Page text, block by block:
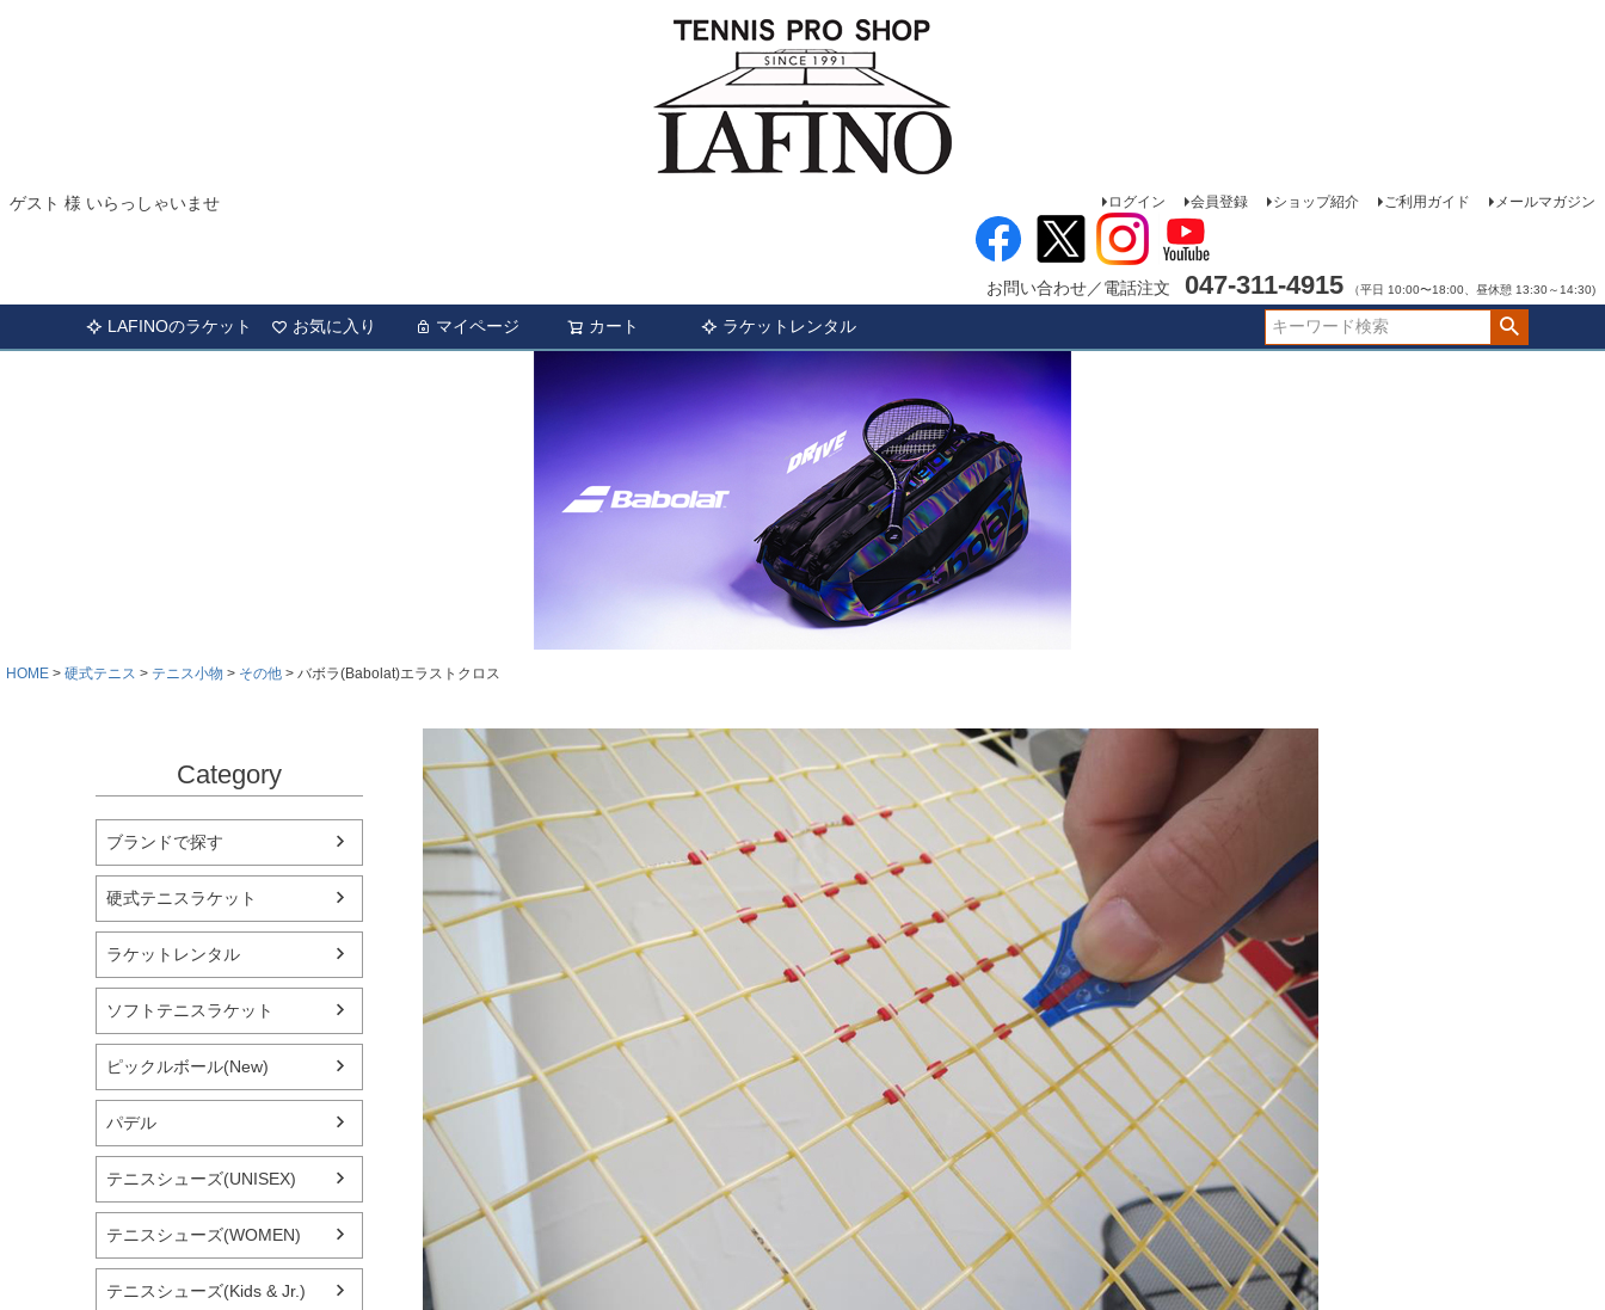
ゲスト 様 いらっしゃいませ ログイン 会員登録 ショップ紹介 ご利用ガイド メールマガジン
お問い合わせ／電話注文 047-311-4915 （平日 10:00〜18:00、昼休憩 13:30～14:30)
LAFINOのラケット お気に入り マイページ カート ラケットレンタル
HOME 硬式テニス テニス小物 その他 バボラ(Babolat)エラストクロス
Category
ブランドで探す
硬式テニスラケット
ラケットレンタル
ソフトテニスラケット
ピックルボール(New)
パデル
テニスシューズ(UNISEX)
テニスシューズ(WOMEN)
テニスシューズ(Kids & Jr.)